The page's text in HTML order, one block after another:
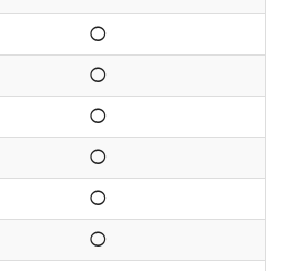
◯
◯
◯
◯
◯
◯